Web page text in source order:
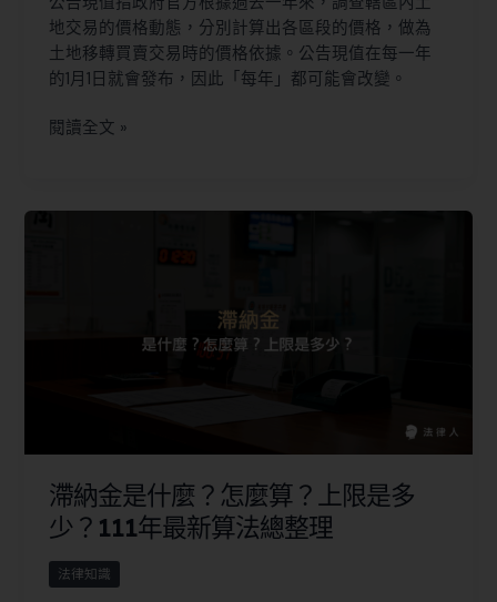
地交易的價格動態，分別計算出各區段的價格，做為
土地移轉買賣交易時的價格依據。公告現值在每一年
的1月1日就會發布，因此「每年」都可能會改變。
閱讀全文 »
滯納金是什麼？怎麼算？上限是多
少？111年最新算法總整理
法律知識